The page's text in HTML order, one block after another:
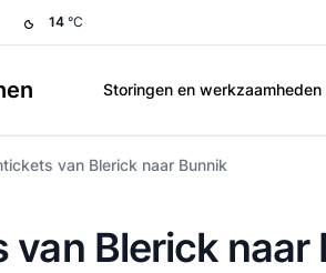
14 °C
Storingen en werkzaamheden
van Blerick naar Bunnik
van Blerick naar